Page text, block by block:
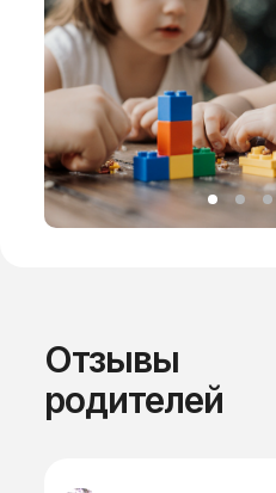
Отзывы
родителей